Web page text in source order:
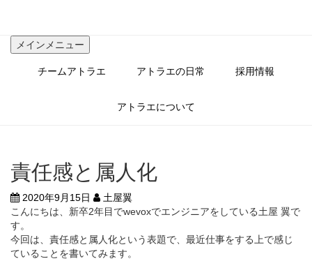
メインメニュー
チームアトラエ アトラエの日常 採用情報
アトラエについて
責任感と属人化
2020年9月15日
土屋翼
こんにちは、新卒2年目でwevoxでエンジニアをしている土屋 翼で
す。
今回は、責任感と属人化という表題で、最近仕事をする上で感じ
ていることを書いてみます。